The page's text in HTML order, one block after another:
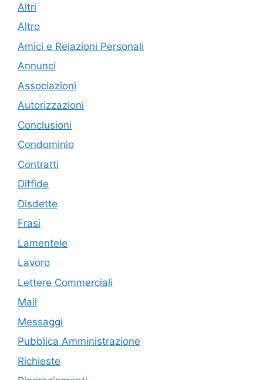
Altri
Altro
Amici e Relazioni Personali
Annunci
Associazioni
Autorizzazioni
Conclusioni
Condominio
Contratti
Diffide
Disdette
Frasi
Lamentele
Lavoro
Lettere Commerciali
Mail
Messaggi
Pubblica Amministrazione
Richieste